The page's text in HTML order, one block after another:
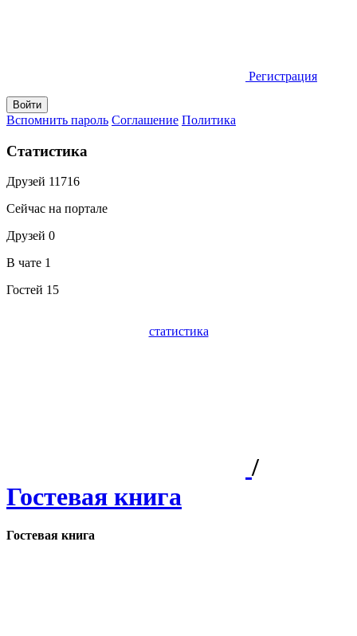
Регистрация
Вспомнить пароль Соглашение Политика
Статистика
Друзей 11716
Сейчас на портале
Друзей 0
В чате 1
Гостей 15
статистика
/
Гостевая книга
Гостевая книга